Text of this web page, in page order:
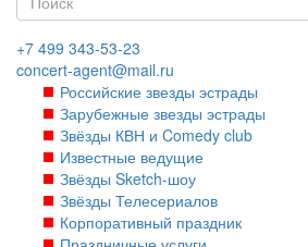
поиска
+7 499 343-53-23
concert-agent@mail.ru
Российские звезды эстрады
Зарубежные звезды эстрады
Звёзды КВН и Comedy club
Известные ведущие
Звёзды Sketch-шоу
Звёзды Телесериалов
Корпоративный праздник